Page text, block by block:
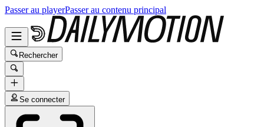
Passer au playerPasser au contenu principal
Rechercher
Se connecter